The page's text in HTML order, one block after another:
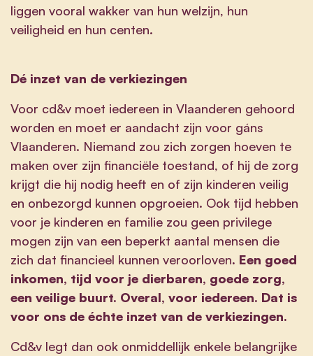
liggen vooral wakker van hun welzijn, hun
veiligheid en hun centen.
Dé inzet van de verkiezingen
Voor cd&v moet iedereen in Vlaanderen gehoord
worden en moet er aandacht zijn voor gáns
Vlaanderen. Niemand zou zich zorgen hoeven te
maken over zijn financiële toestand, of hij de zorg
krijgt die hij nodig heeft en of zijn kinderen veilig
en onbezorgd kunnen opgroeien. Ook tijd hebben
voor je kinderen en familie zou geen privilege
mogen zijn van een beperkt aantal mensen die
zich dat financieel kunnen veroorloven. Een goed
inkomen, tijd voor je dierbaren, goede zorg,
een veilige buurt. Overal, voor iedereen. Dat is
voor ons de échte inzet van de verkiezingen.
Cd&v legt dan ook onmiddellijk enkele belangrijke